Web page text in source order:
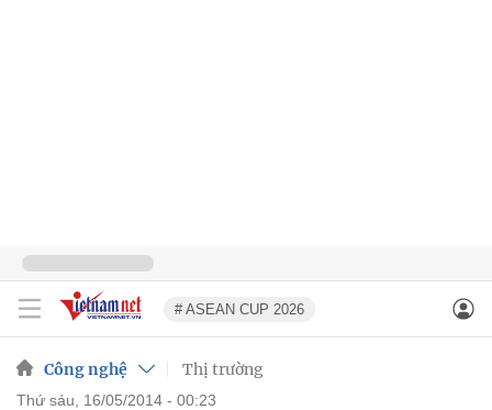
# ASEAN CUP 2026
Công nghệ Thị trường
thứ sáu, 16/05/2014 - 00:23